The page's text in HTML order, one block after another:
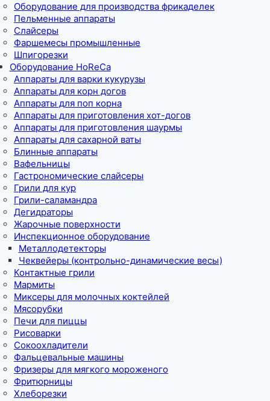
Оборудование для производства фрикаделек
Пельменные аппараты
Слайсеры
Фаршемесы промышленные
Шпигорезки
Оборудование HoReCa
Аппараты для варки кукурузы
Аппараты для корн догов
Аппараты для поп корна
Аппараты для приготовления хот-догов
Аппараты для приготовления шаурмы
Аппараты для сахарной ваты
Блинные аппараты
Вафельницы
Гастрономические слайсеры
Грили для кур
Грили-саламандра
Дегидраторы
Жарочные поверхности
Инспекционное оборудование
Металлодетекторы
Чеквейеры (контрольно-динамические весы)
Контактные грили
Мармиты
Миксеры для молочных коктейлей
Мясорубки
Печи для пиццы
Рисоварки
Сокоохладители
Фальцевальные машины
Фризеры для мягкого мороженого
Фритюрницы
Хлеборезки